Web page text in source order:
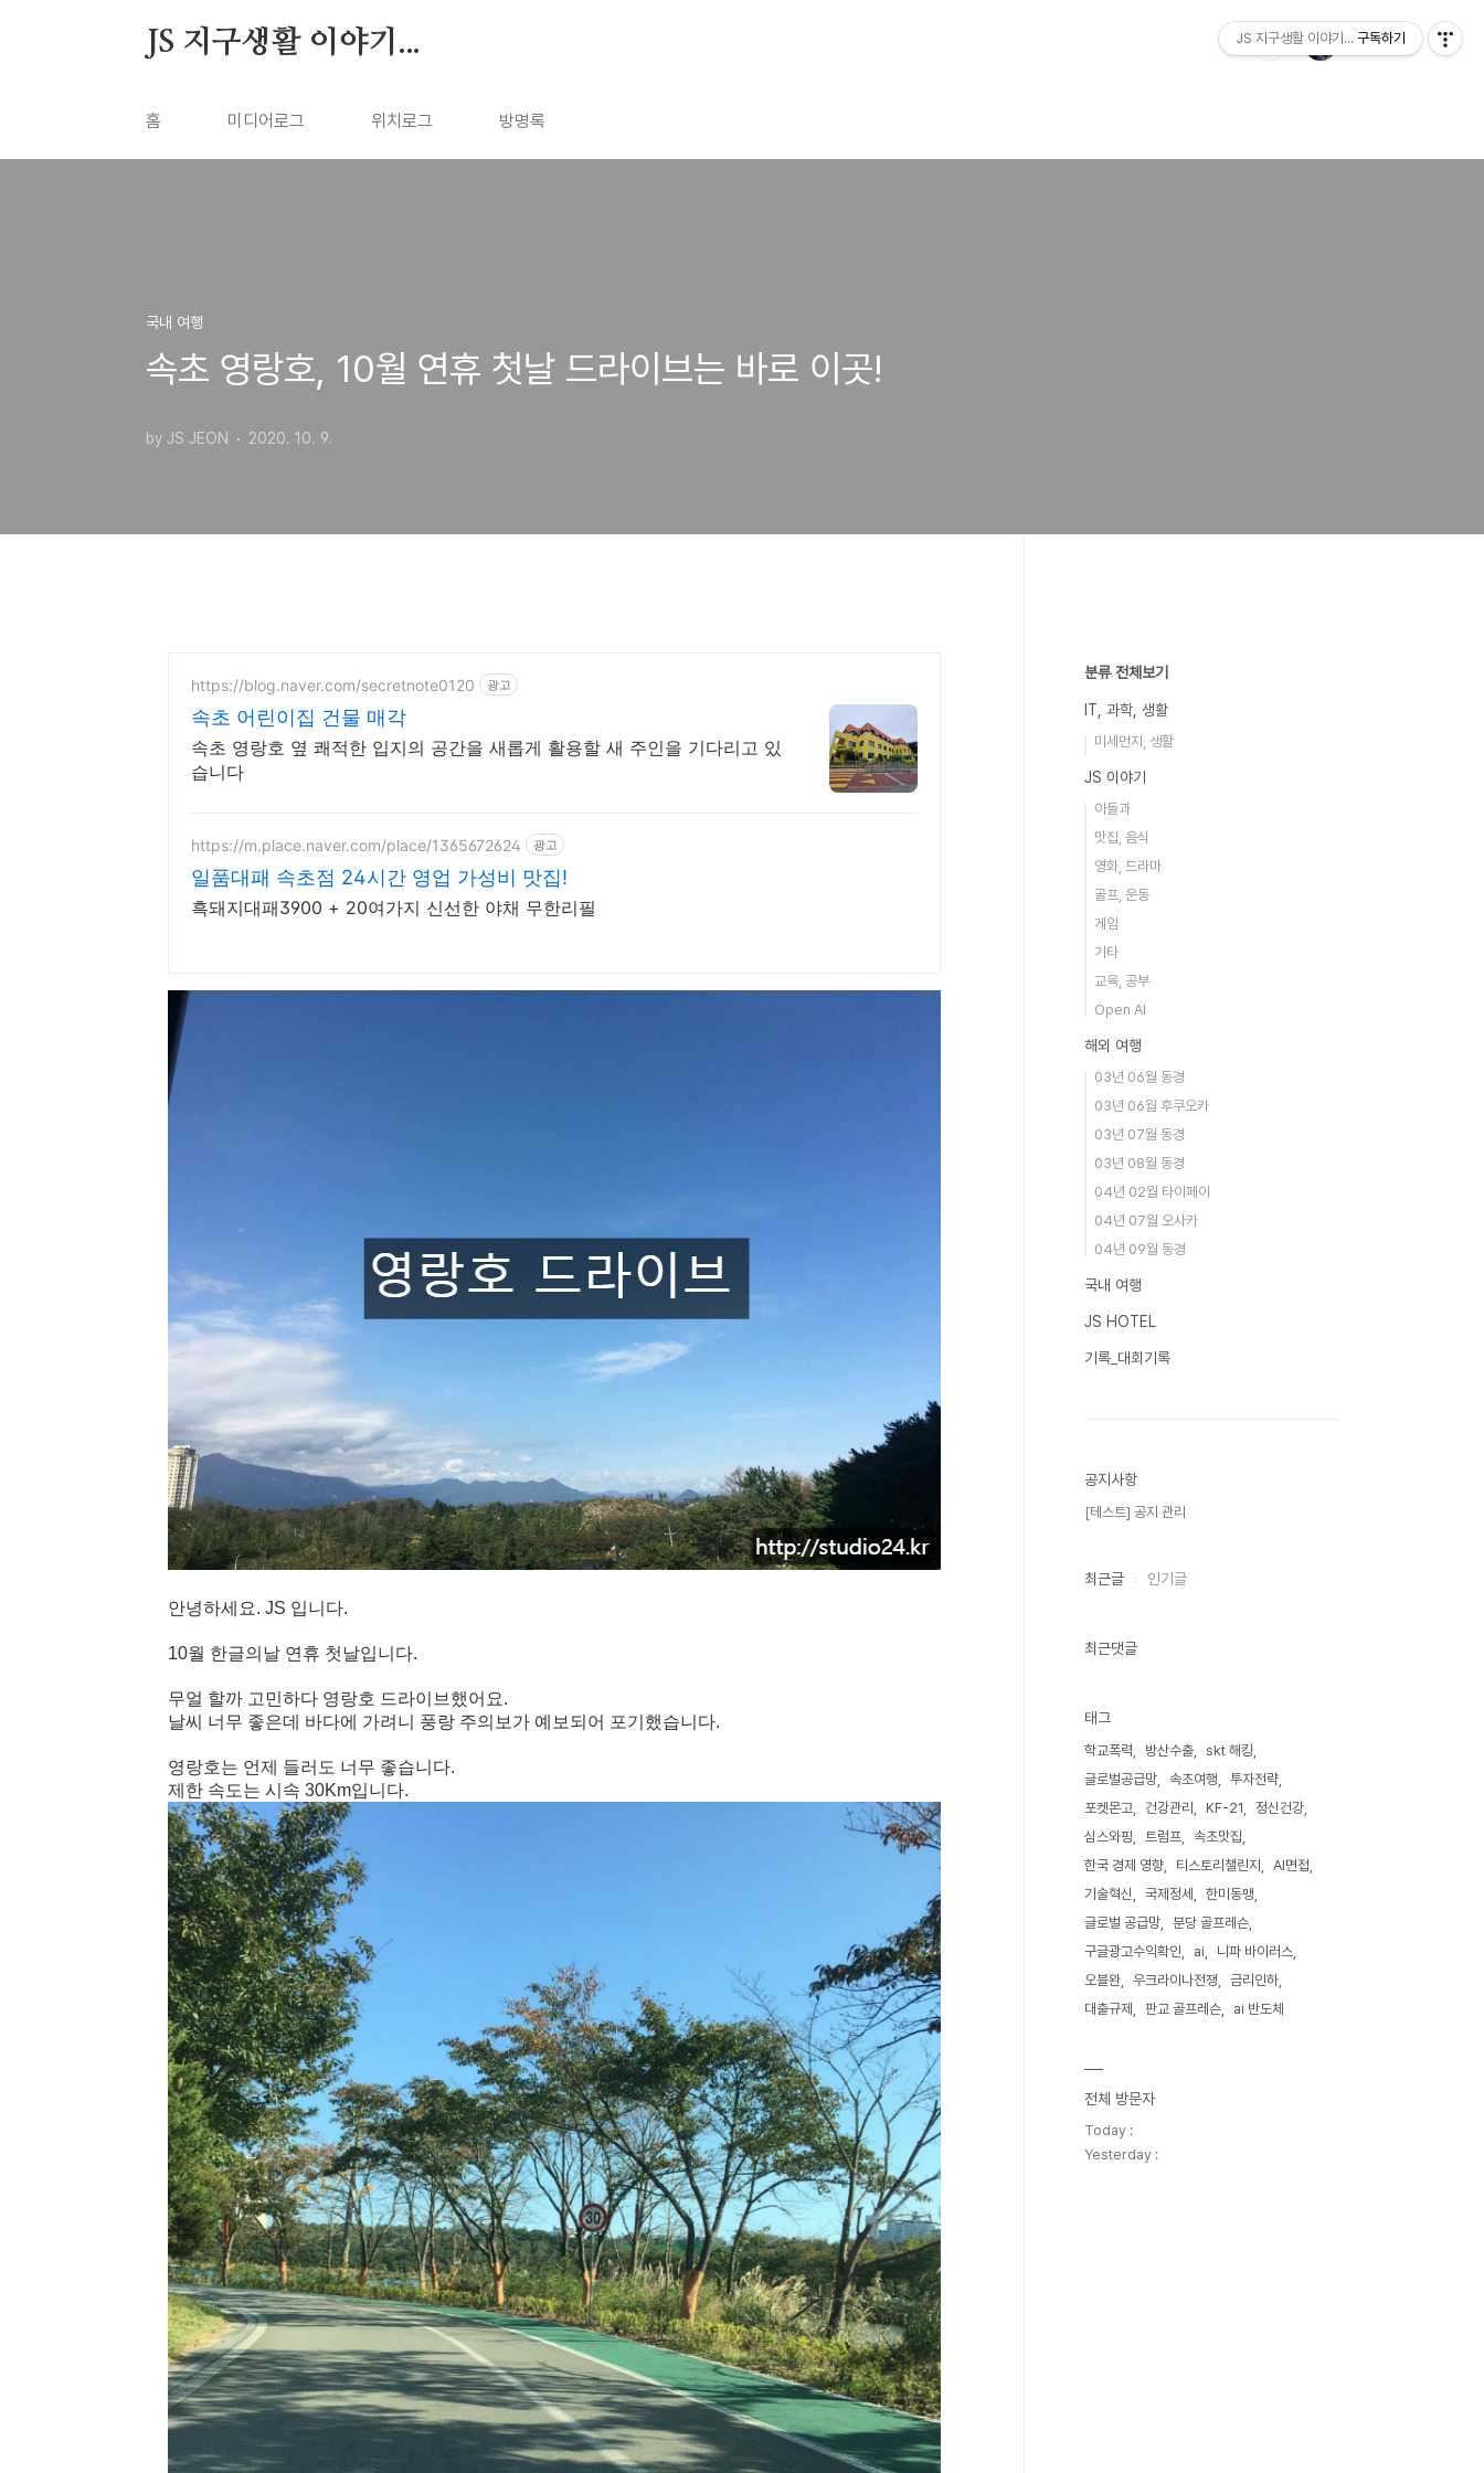
JS 지구생활 이야기...
홈 미디어로그 위치로그 방명록
국내 여행
속초 영랑호, 10월 연휴 첫날 드라이브는 바로 이곳!
by JS JEON 2020. 10. 9.
https://blog.naver.com/secretnote0120 광고
속초 어린이집 건물 매각
속초 영랑호 옆 쾌적한 입지의 공간을 새롭게 활용할 새 주인을 기다리고 있
습니다
https://m.place.naver.com/place/1365672624 광고
일품대패 속초점 24시간 영업 가성비 맛집!
흑돼지대패3900 + 20여가지 신선한 야채 무한리필
안녕하세요. JS 입니다.
10월 한글의날 연휴 첫날입니다.
무얼 할까 고민하다 영랑호 드라이브 했어요.
날씨 너무 좋은데 바다에 가려니 풍랑 주의보가 예보되어 포기했습니다.
영랑호는 언제 들러도 너무 좋습니다.
제한 속도는 시속 30Km입니다.
분류 전체보기
IT, 과학, 생활
미세먼지, 생활
JS 이야기
아들과
맛집, 음식
영화, 드라마
골프, 운동
게임
기타
교육, 공부
Open AI
해외 여행
03년 06월 동경
03년 06월 후쿠오카
03년 07월 동경
03년 08월 동경
04년 02월 타이페이
04년 07월 오사카
04년 09월 동경
국내 여행
JS HOTEL
기록_대회기록
공지사항
[테스트] 공지 관리
최근글 인기글
최근댓글
태그
학교폭력 방산수출
skt 해킹
글로벌공급망
속초여행
투자전략
포켓몬고
건강관리 KF-21
정신건강
심스와핑
트럼프
속초맛집
한국 경제 영향
티스토리챌린지
AI면접
기술혁신
국제정세
한미동맹
글로벌 공급망
분당 골프레슨
구글광고수익확인
ai
니파 바이러스
오블완
우크라이나전쟁
금리인하
대출규제
판교 골프레슨 ai 반도체
전체 방문자
Today :
Yesterday :
JS 지구생활 이야기... 구독하기